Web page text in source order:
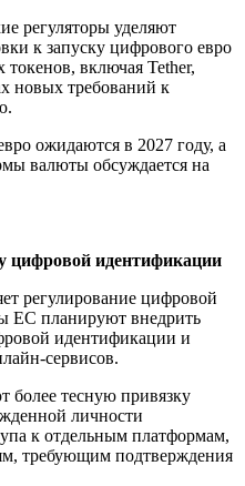
регуляторы уделяют
к запуску цифрового евро
токенов, включая Tether,
новых требований к
ожидаются в 2027 году, а
валюты обсуждается на
цифровой идентификации
регулирование цифровой
ЕС планируют внедрить
идентификации и
сервисов.
более тесную привязку
личности
к отдельным платформам,
требующим подтверждения